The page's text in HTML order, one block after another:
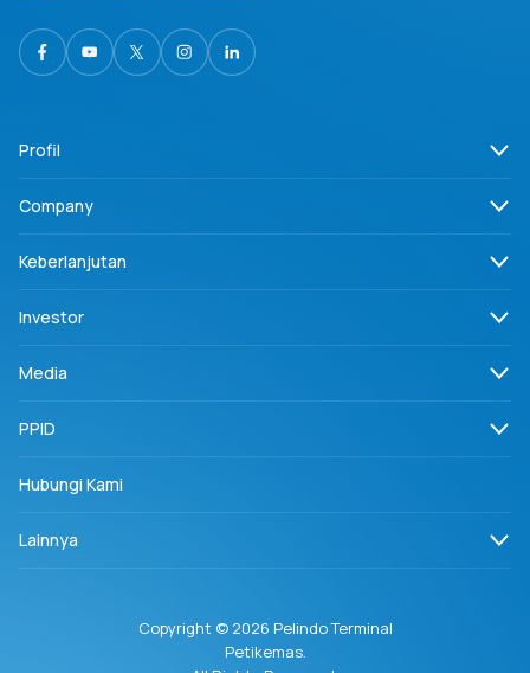
Profil
Company
Keberlanjutan
Investor
Media
PPID
Hubungi Kami
Lainnya
Copyright © 2026 Pelindo Terminal
Petikemas.